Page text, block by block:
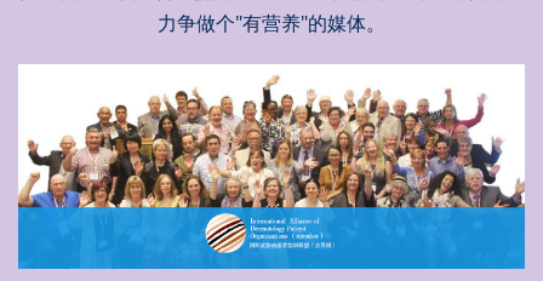
力争做个"有营养"的媒体。